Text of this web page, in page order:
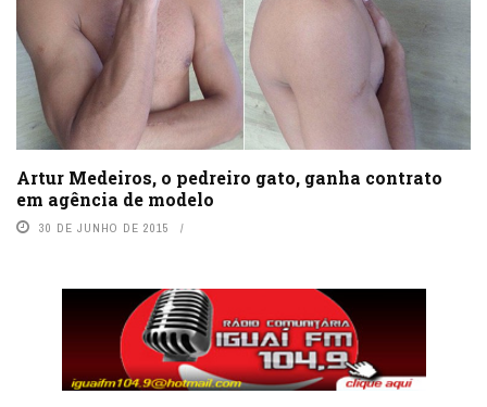
Artur Medeiros, o pedreiro gato, ganha contrato
em agência de modelo
30 DE JUNHO DE 2015